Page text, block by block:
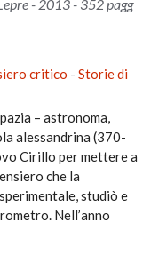
- 2013 - 352 pagg
critico -Storie di
– astronoma,
alessandrina (370-
Cirillo per mettere a
che la
studiò e
Nell’anno